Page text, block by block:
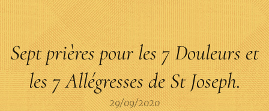
Sept prières pour les 7 Douleurs et
les 7 Allégresses de St Joseph.
29/09/2020